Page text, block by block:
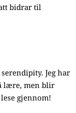
bidrar til
Jeg har
lære, men blir
gjennom!